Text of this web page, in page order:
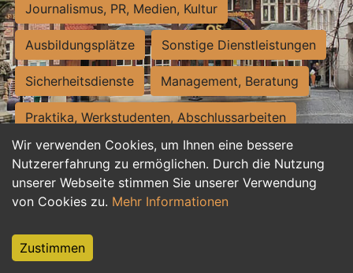
Wir verwenden Cookies, um Ihnen eine bessere
Nutzererfahrung zu ermöglichen. Durch die Nutzung
unserer Webseite stimmen Sie unserer Verwendung
von Cookies zu. Mehr Informationen
Zustimmen
Journalismus, PR, Medien, Kultur
Ausbildungsplätze Sonstige Dienstleistungen
Sicherheitsdienste Management, Beratung
Praktika, Werkstudenten, Abschlussarbeiten
Personalwesen Assistenz, Sekretariat
Hilfskräfte, Aushilfs- und Nebenjobs
Weiterbildung, Studium, duale Ausbildung